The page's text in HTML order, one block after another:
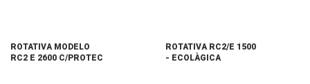
ROTATIVA MODELO
RC2 E 2600 C/PROTEC
ROTATIVA RC2/E 1500
- ECOLÀGICA